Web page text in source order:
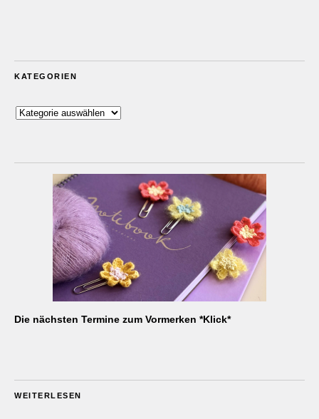
KATEGORIEN
Kategorien
Die nächsten Termine zum Vormerken *Klick*
WEITERLESEN